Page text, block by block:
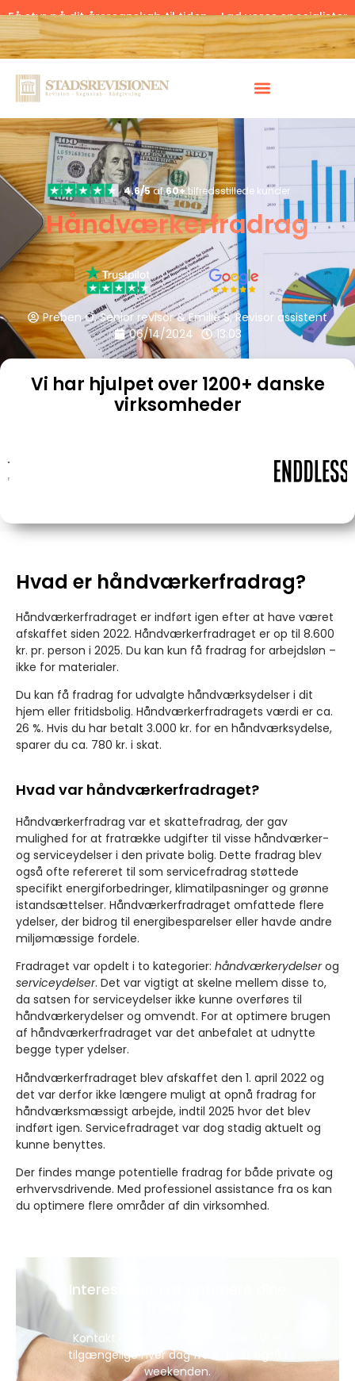
Få styr på dit årsregnskab til tiden – Lad vores specialister
hjælpe.Klik her.
4.6/5af60+tilfredsstillede kunder
Håndværkerfradrag
Preben O, Senior revisor & Emilie S, Revisor assistent
06/14/2024
13:03
Vi har hjulpet over 1200+ danske
virksomheder
Hvad er håndværkerfradrag?
Håndværkerfradraget er indført igen efter at have været
afskaffet siden 2022. Håndværkerfradraget er op til 8.600
kr. pr. person i 2025. Du kan kun få fradrag for arbejdsløn –
ikke for materialer.
Du kan få fradrag for udvalgte håndværksydelser i dit
hjem eller fritidsbolig. Håndværkerfradragets værdi er ca.
26 %. Hvis du har betalt 3.000 kr. for en håndværksydelse,
sparer du ca. 780 kr. i skat.
Hvad var håndværkerfradraget?
Håndværkerfradrag var et skattefradrag, der gav
mulighed for at fratrække udgifter til visse håndværker-
og serviceydelser i den private bolig. Dette fradrag blev
også ofte refereret til som servicefradrag støttede
specifikt energiforbedringer, klimatilpasninger og grønne
istandsættelser. Håndværkerfradraget omfattede flere
ydelser, der bidrog til energibesparelser eller havde andre
miljømæssige fordele.
Fradraget var opdelt i to kategorier: håndværkerydelserog
serviceydelser. Det var vigtigt at skelne mellem disse to,
da satsen for serviceydelser ikke kunne overføres til
håndværkerydelser og omvendt. For at optimere brugen
af håndværkerfradraget var det anbefalet at udnytte
begge typer ydelser.
Håndværkerfradraget blev afskaffet den 1. april 2022 og
det var derfor ikke længere muligt at opnå fradrag for
håndværksmæssigt arbejde, indtil 2025 hvor det blev
indført igen. Servicefradraget var dog stadig aktuelt og
kunne benyttes.
Der findes mange potentielle fradrag for både private og
erhvervsdrivende. Med professionel assistance fra os kan
du optimere flere områder af din virksomhed.
Interesseret i at optimere dine
Kontakt os for mere information! Vi er
tilgængelige hver dag fra kl. 8-21, også i
weekenden.